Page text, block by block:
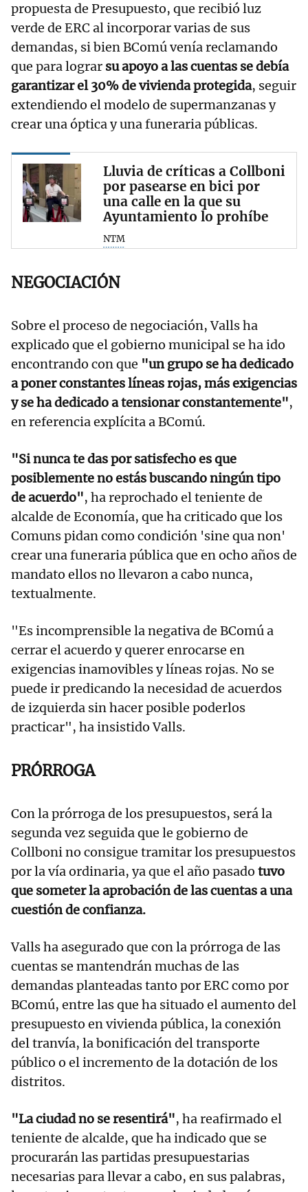
propuesta de Presupuesto, que recibió luz
verde de ERC al incorporar varias de sus
demandas, si bien BComú venía reclamando
que para lograr su apoyo a las cuentas se debía
garantizar el 30% de vivienda protegida, seguir
extendiendo el modelo de supermanzanas y
crear una óptica y una funeraria públicas.
Lluvia de críticas a Collboni
por pasearse en bici por
una calle en la que su
Ayuntamiento lo prohíbe
NTM
NEGOCIACIÓN
Sobre el proceso de negociación, Valls ha
explicado que el gobierno municipal se ha ido
encontrando con que "un grupo se ha dedicado
a poner constantes líneas rojas, más exigencias
y se ha dedicado a tensionar constantemente",
en referencia explícita a BComú.
"Si nunca te das por satisfecho es que
posiblemente no estás buscando ningún tipo
de acuerdo", ha reprochado el teniente de
alcalde de Economía, que ha criticado que los
Comuns pidan como condición 'sine qua non'
crear una funeraria pública que en ocho años de
mandato ellos no llevaron a cabo nunca,
textualmente.
"Es incomprensible la negativa de BComú a
cerrar el acuerdo y querer enrocarse en
exigencias inamovibles y líneas rojas. No se
puede ir predicando la necesidad de acuerdos
de izquierda sin hacer posible poderlos
practicar", ha insistido Valls.
PRÓRROGA
Con la prórroga de los presupuestos, será la
segunda vez seguida que le gobierno de
Collboni no consigue tramitar los presupuestos
por la vía ordinaria, ya que el año pasado tuvo
que someter la aprobación de las cuentas a una
cuestión de confianza.
Valls ha asegurado que con la prórroga de las
cuentas se mantendrán muchas de las
demandas planteadas tanto por ERC como por
BComú, entre las que ha situado el aumento del
presupuesto en vivienda pública, la conexión
del tranvía, la bonificación del transporte
público o el incremento de la dotación de los
distritos.
"La ciudad no se resentirá", ha reafirmado el
teniente de alcalde, que ha indicado que se
procurarán las partidas presupuestarias
necesarias para llevar a cabo, en sus palabras,